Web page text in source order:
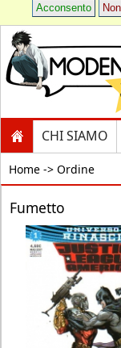
Acconsento
CHI SIAMO
Home -> Ordine
Fumetto